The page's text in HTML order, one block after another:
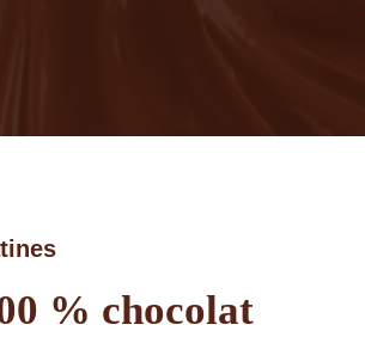
% chocolat